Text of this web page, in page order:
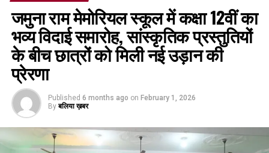
जमुना राम मेमोरियल स्कूल में कक्षा 12वीं का
भव्य विदाई समारोह, सांस्कृतिक प्रस्तुतियों
के बीच छात्रों को मिली नई उड़ान की
प्रेरणा
Published 6 months ago on February 1, 2026
By बलिया ख़बर